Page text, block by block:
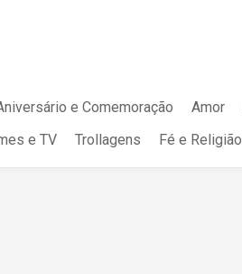
e Comemoração Amor
e TV Trollagens Fé e Religião